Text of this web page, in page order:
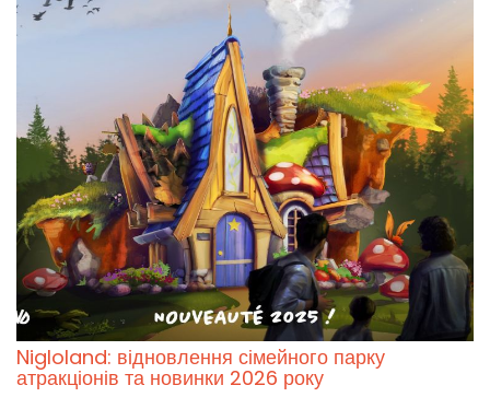
Nigloland: відновлення сімейного парку
атракціонів та новинки 2026 року